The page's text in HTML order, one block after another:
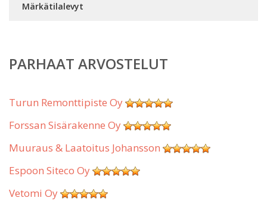
Märkätilalevyt
PARHAAT ARVOSTELUT
Turun Remonttipiste Oy
Forssan Sisärakenne Oy
Muuraus & Laatoitus Johansson
Espoon Siteco Oy
Vetomi Oy